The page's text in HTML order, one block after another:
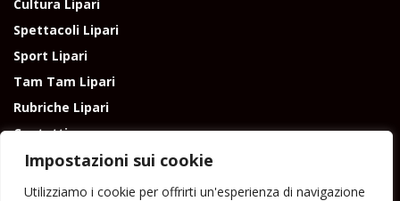
Impostazioni sui cookie
Utilizziamo i cookie per offrirti un'esperienza di navigazione
Cultura Lipari
Spettacoli Lipari
Sport Lipari
Tam Tam Lipari
Rubriche Lipari
Contatti